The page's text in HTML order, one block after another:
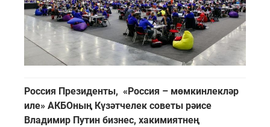
Россия Президенты, «Россия – мөмкинлекләр
иле» АКБОның Күзәтчелек советы рәисе
Владимир Путин бизнес, хакимиятнең